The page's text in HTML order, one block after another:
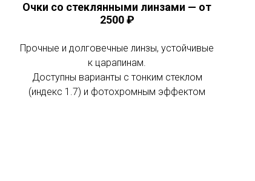
Очки со стеклянными линзами — от
2500 ₽
Прочные и долговечные линзы, устойчивые
к царапинам.
Доступны варианты с тонким стеклом
(индекс 1.7) и фотохромным эффектом